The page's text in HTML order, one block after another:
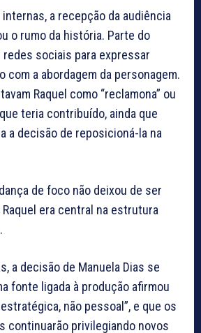
a recepção da audiência
o rumo da história. Parte do
sociais para expressar
com a abordagem da personagem.
Raquel como “reclamona” ou
teria contribuído, ainda que
a decisão de reposicioná-la na
de foco não deixou de ser
Raquel era central na estrutura
a decisão de Manuela Dias se
fonte ligada à produção afirmou
não pessoal”, e que os
continuarão privilegiando novos